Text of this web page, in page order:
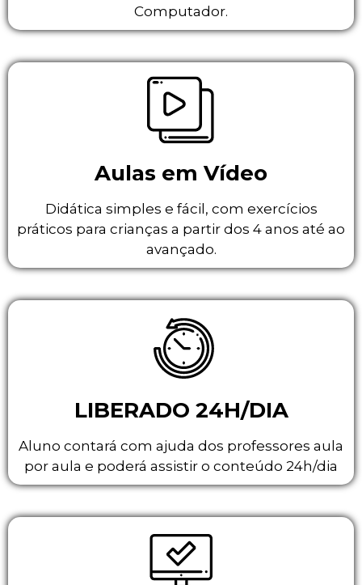
Computador.
Aulas em Vídeo
Didática simples e fácil, com exercícios
práticos para crianças a partir dos 4 anos até ao
avançado.
LIBERADO 24H/DIA
Aluno contará com ajuda dos professores aula
por aula e poderá assistir o conteúdo 24h/dia